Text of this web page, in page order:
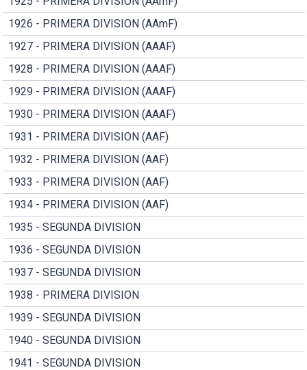
1926 - PRIMERA DIVISION (AAmF)
1927 - PRIMERA DIVISION (AAAF)
1928 - PRIMERA DIVISION (AAAF)
1929 - PRIMERA DIVISION (AAAF)
1930 - PRIMERA DIVISION (AAAF)
1931 - PRIMERA DIVISION (AAF)
1932 - PRIMERA DIVISION (AAF)
1933 - PRIMERA DIVISION (AAF)
1934 - PRIMERA DIVISION (AAF)
1935 - SEGUNDA DIVISION
1936 - SEGUNDA DIVISION
1937 - SEGUNDA DIVISION
1938 - PRIMERA DIVISION
1939 - SEGUNDA DIVISION
1940 - SEGUNDA DIVISION
1941 - SEGUNDA DIVISION